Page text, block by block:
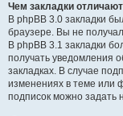
Чем закладки
В phpBB 3.0 закладки
браузере. Вы не
В phpBB 3.1 закладки
получать уведомления
закладках. В случае
изменениях в теме или
подписок можно задать